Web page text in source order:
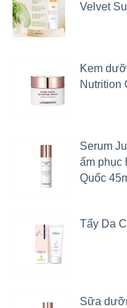
Velvet
Kem
Nutrition
Serum
ẩm phục
Quốc
Tẩy Da
Sữa